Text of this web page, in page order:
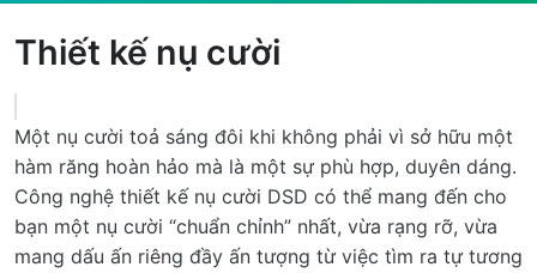
Thiết kế nụ cười
Một nụ cười toả sáng đôi khi không phải vì sở hữu một
hàm răng hoàn hảo mà là một sự phù hợp, duyên dáng.
Công nghệ thiết kế nụ cười DSD có thể mang đến cho
bạn một nụ cười “chuẩn chỉnh” nhất, vừa rạng rỡ, vừa
mang dấu ấn riêng đầy ấn tượng từ việc tìm ra tự tương